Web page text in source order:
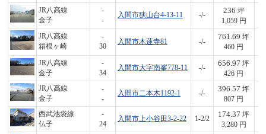
JR八高線
金子
-
-
入間市狭山台4-13-11 -/-
236 坪
1,059 円
JR八高線
箱根ヶ崎
-
30
入間市木蓮寺81 -/-
761.69 坪
460 円
JR八高線
金子
-
34
入間市大字南峯778-11 -/-
656.97 坪
426 円
JR八高線
金子
-
-
入間市二本木1192-1 -/-
396.57 坪
807 円
西武池袋線
仏子
-
24
入間市上小谷田3-2-22 1-2/2
174.37 坪
3,280 円